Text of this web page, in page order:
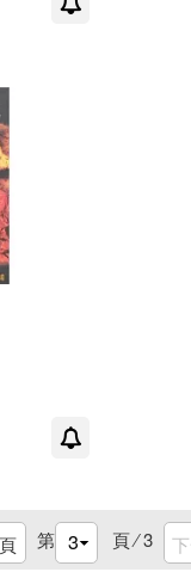
第 頁 ⁄3